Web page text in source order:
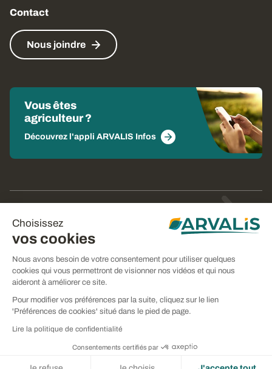
Choisissez
vos cookies
Nous avons besoin de votre consentement pour utiliser quelques
cookies qui vous permettront de visionner nos vidéos et qui nous
aideront à améliorer ce site.
Pour modifier vos préférences par la suite, cliquez sur le lien
'Préférences de cookies' situé dans le pied de page.
Lire la politique de confidentialité
Consentements certifiés par
Contact
Nous joindre
Vous êtes
agriculteur ?
Découvrez l'appli ARVALIS Infos
Gestion des cookies
CGV
Politique de confidentialité